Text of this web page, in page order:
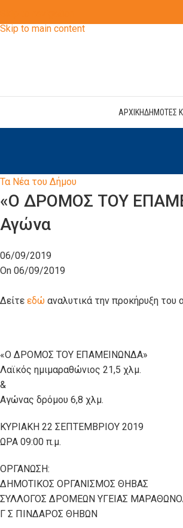
Skip to main content
ΑΡΧΙΚΗΔΗΜΟΤΕΣ
Τα Νέα του Δήμου
«Ο ΔΡΟΜΟΣ ΤΟΥ
Αγώνα
06/09/2019
On 06/09/2019
Δείτε εδώ αναλυτικά την προκήρυξη του
«Ο ΔΡΟΜΟΣ ΤΟΥ ΕΠΑΜΕΙΝΩΝΔΑ»
Λαϊκός ημιμαραθώνιος 21,5 χλμ.
&
Αγώνας δρόμου 6,8 χλμ.
ΚΥΡΙΑΚΗ 22 ΣΕΠΤΕΜΒΡΙΟΥ 2019
ΩΡΑ 09:00 π.μ.
ΟΡΓΑΝΩΣΗ:
ΔΗΜΟΤΙΚΟΣ ΟΡΓΑΝΙΣΜΟΣ ΘΗΒΑΣ
ΣΥΛΛΟΓΟΣ ΔΡΟΜΕΩΝ ΥΓΕΙΑΣ
Γ Σ ΠΙΝΔΑΡΟΣ ΘΗΒΩΝ